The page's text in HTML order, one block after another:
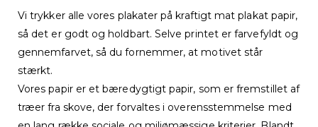
Vi trykker alle vores plakater på kraftigt mat plakat papir,
så det er godt og holdbart. Selve printet er farvefyldt og
gennemfarvet, så du fornemmer, at motivet står
stærkt.
Vores papir er et bæredygtigt papir, som er fremstillet af
træer fra skove, der forvaltes i overensstemmelse med